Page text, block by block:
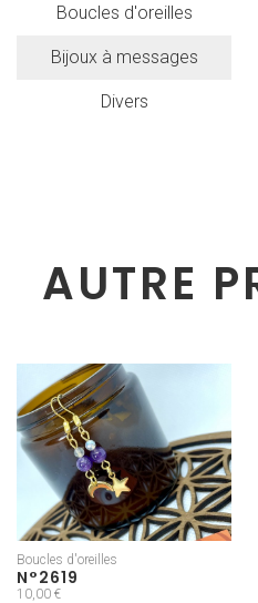
Boucles d'oreilles
Bijoux à messages
Divers
AUTRE
Boucles d'oreilles
N°2619
10,00 €